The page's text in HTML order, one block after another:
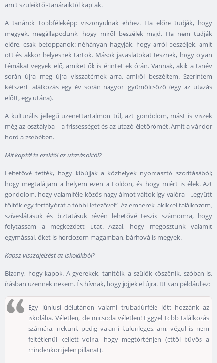
amit szüleiktől-tanáraiktól kaptak.
A tanárok többféleképp viszonyulnak ehhez. Ha előre tudják, hogy
megyek, megállapodunk, hogy miről beszélek majd. Ha nem tudják
előre, csak betoppanok: néhányan hagyják, hogy arról beszéljek, amit
ott és akkor helyesnek tartok. Mások javaslatokat tesznek, hogy olyan
témákat vegyek elő, amiket ők is érintettek órán. Vannak, akik a tanév
során újra meg újra visszatérnek arra, amiről beszéltem. Szerintem
kétszeri találkozás egy év során nagyon gyümölcsöző (egy az utazás
előtt, egy utána).
A kulturális jellegű üzenettartalmon túl, azt gondolom, mást is viszek
még az osztályba – a frissességet és az utazó életörömét. Amit a vándor
hord a zsebében.
Mit kaptál te ezektől az utazásoktól?
Lehetővé tették, hogy kibújjak a közhelyek nyomasztó szorításából;
hogy megtaláljam a helyem ezen a Földön, és hogy miért is élek. Azt
gondolom, hogy valamiféle közös nagy álmot váltok így valóra – „együtt
töltök egy fertályórát a többi létezővel”. Az emberek, akikkel találkozom,
szíveslátásuk és biztatásuk révén lehetővé teszik számomra, hogy
folytassam a megkezdett utat. Azzal, hogy megosztunk valamit
egymással, őket is hordozom magamban, bárhová is megyek.
Kapsz visszajelzést az iskolákból?
Bizony, hogy kapok. A gyerekek, tanítóik, a szülők köszönik, szóban is,
írásban üzennek nekem. És hívnak, hogy jöjjek el újra. Itt van például ez:
Egy júniusi délutánon valami trubadúrféle jött hozzánk az
iskolába. Véletlen, de micsoda véletlen! Eggyel több találkozás
számára, nekünk pedig valami különleges, am, végül is nem
feltétlenül kellett volna, hogy megtörténjen (ettől bűvös a
mindenkori jelen pillanat).